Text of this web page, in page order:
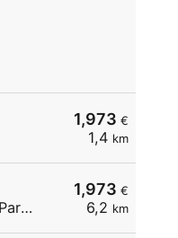
1,973 €
1,4 km
1,973 €
6,2 km
Haidäckerstrasse 4 (am HOFER Parkplatz)